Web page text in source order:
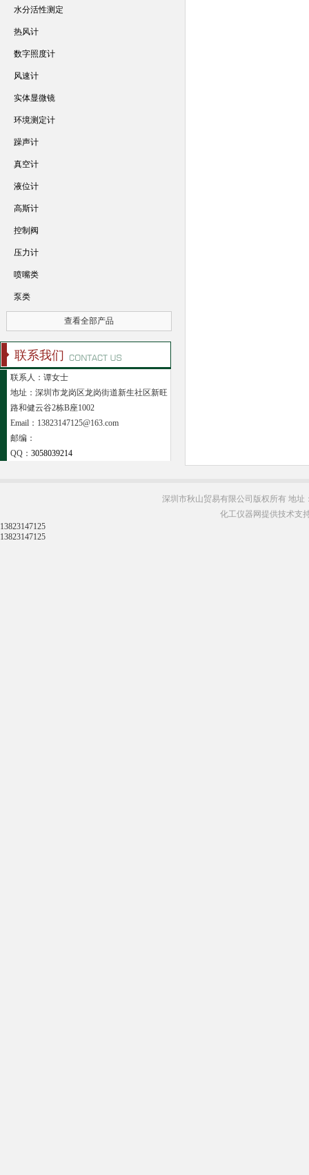
水分活性测定
热风计
数字照度计
风速计
实体显微镜
环境测定计
躁声计
真空计
液位计
高斯计
控制阀
压力计
喷嘴类
泵类
查看全部产品
联系我们
联系人：谭女士
地址：深圳市龙岗区龙岗街道新生社区新旺
路和健云谷2栋B座1002
Email：13823147125@163.com
邮编：
QQ： 3058039214
深圳市秋山贸易有限公司版权所有 地址
化工仪器网提供技术支
13823147125
13823147125